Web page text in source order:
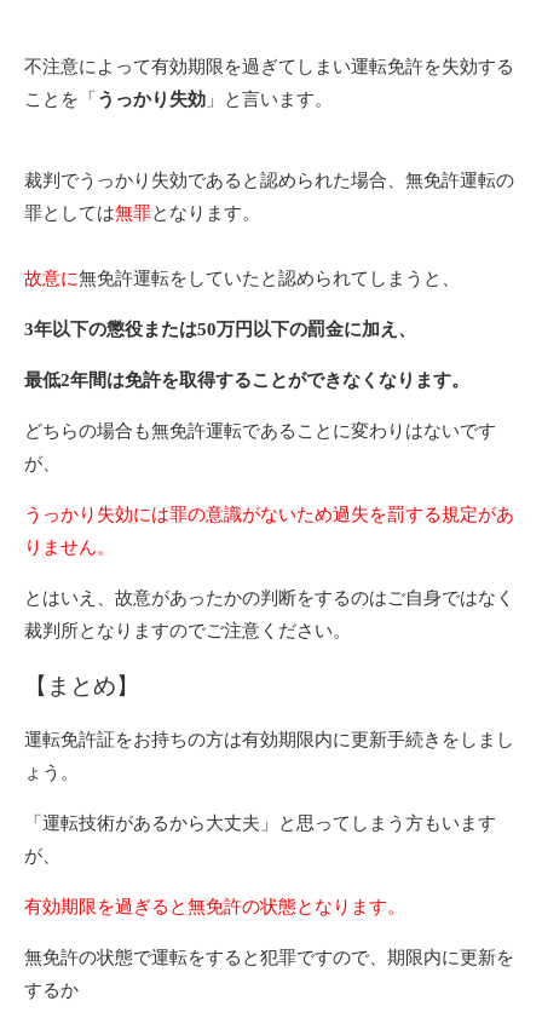
不注意によって有効期限を過ぎてしまい運転免許を失効する
ことを「 うっかり失効 」と言います。
裁判でうっかり失効であると認められた場合、無免許運転の
罪としては無罪となります。
故意に無免許運転をしていたと認められてしまうと、
3年以下の懲役または50万円以下の罰金に加え、
最低2年間は免許を取得することができなくなります。
どちらの場合も無免許運転であることに変わりはないです
が、
うっかり失効には罪の意識がないため過失を罰する規定があ
りません。
とはいえ、故意があったかの判断をするのはご自身ではなく
裁判所となりますのでご注意ください。
【まとめ】
運転免許証をお持ちの方は有効期限内に更新手続きをしまし
ょう。
「運転技術があるから大丈夫」と思ってしまう方もいます
が、
有効期限を過ぎると無免許の状態となります。
無免許の状態で運転をすると犯罪ですので、期限内に更新を
するか